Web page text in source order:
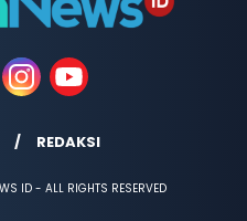
REDAKSI
ID - ALL RIGHTS RESERVED